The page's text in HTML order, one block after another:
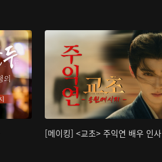
[메이킹] <교초> 주익연 배우 인사